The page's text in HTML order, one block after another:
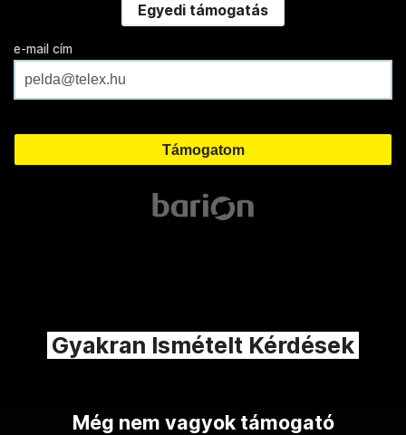
Egyedi támogatás
e-mail cím
Gyakran Ismételt Kérdések
Még nem vagyok támogató